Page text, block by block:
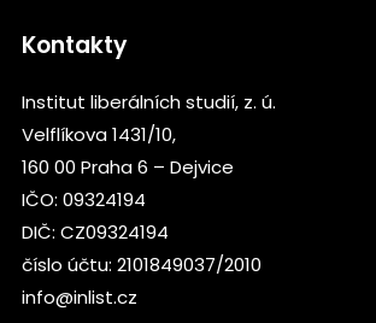
Kontakty
Institut liberálních studií, z. ú.
Velflíkova 1431/10,
160 00 Praha 6 – Dejvice
IČO: 09324194
DIČ: CZ09324194
číslo účtu: 2101849037/2010
info@inlist.cz